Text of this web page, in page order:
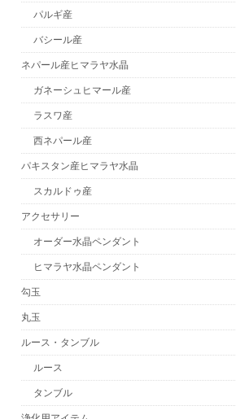
パルギ産
バシール産
ネパール産ヒマラヤ水晶
ガネーシュヒマール産
ラスワ産
西ネパール産
パキスタン産ヒマラヤ水晶
スカルドゥ産
アクセサリー
オーダー水晶ペンダント
ヒマラヤ水晶ペンダント
勾玉
丸玉
ルース・タンブル
ルース
タンブル